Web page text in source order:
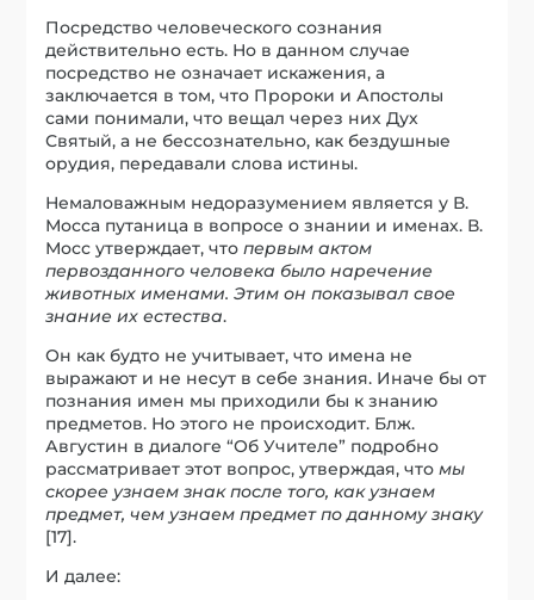
Посредство человеческого сознания
действительно есть. Но в данном случае
посредство не означает искажения, а
заключается в том, что Пророки и Апостолы
сами понимали, что вещал через них Дух
Святый, а не бессознательно, как бездушные
орудия, передавали слова истины.
Немаловажным недоразумением является у В.
Мосса путаница в вопросе о знании и именах. В.
Мосс утверждает, чтопервым актом
первозданного человека было наречение
животных именами. Этим он показывал свое
знание их естества.
Он как будто не учитывает, что имена не
выражают и не несут в себе знания. Иначе бы от
познания имен мы приходили бы к знанию
предметов. Но этого не происходит. Блж.
Августин в диалоге “Об Учителе” подробно
рассматривает этот вопрос, утверждая, чтомы
скорее узнаем знак после того, как узнаем
предмет, чем узнаем предмет по данному знаку
[17].
И далее: